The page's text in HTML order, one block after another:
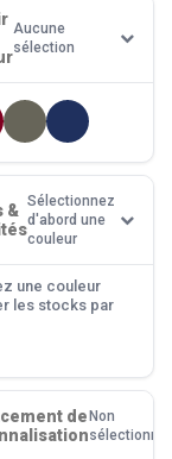
Aucune
sélection
& Sélectionnez
d'abord une
couleur
une couleur
les stocks par
deNon
sélectionné